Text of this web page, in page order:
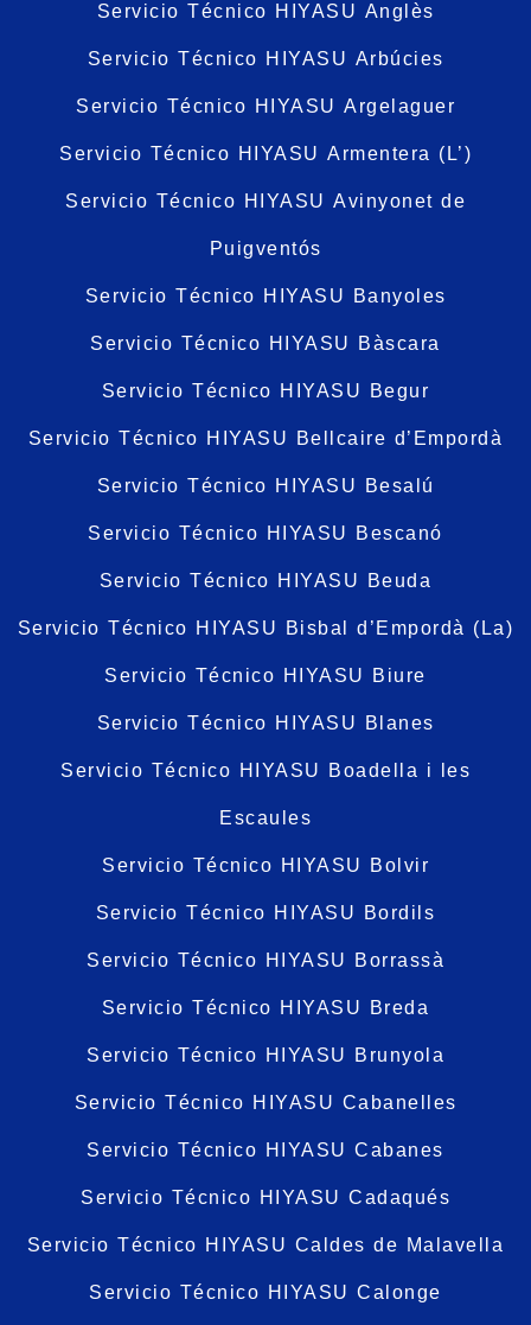
Servicio Técnico HIYASU Anglès
Servicio Técnico HIYASU Arbúcies
Servicio Técnico HIYASU Argelaguer
Servicio Técnico HIYASU Armentera (L’)
Servicio Técnico HIYASU Avinyonet de
Puigventós
Servicio Técnico HIYASU Banyoles
Servicio Técnico HIYASU Bàscara
Servicio Técnico HIYASU Begur
Servicio Técnico HIYASU Bellcaire d’Empordà
Servicio Técnico HIYASU Besalú
Servicio Técnico HIYASU Bescanó
Servicio Técnico HIYASU Beuda
Servicio Técnico HIYASU Bisbal d’Empordà (La)
Servicio Técnico HIYASU Biure
Servicio Técnico HIYASU Blanes
Servicio Técnico HIYASU Boadella i les
Escaules
Servicio Técnico HIYASU Bolvir
Servicio Técnico HIYASU Bordils
Servicio Técnico HIYASU Borrassà
Servicio Técnico HIYASU Breda
Servicio Técnico HIYASU Brunyola
Servicio Técnico HIYASU Cabanelles
Servicio Técnico HIYASU Cabanes
Servicio Técnico HIYASU Cadaqués
Servicio Técnico HIYASU Caldes de Malavella
Servicio Técnico HIYASU Calonge